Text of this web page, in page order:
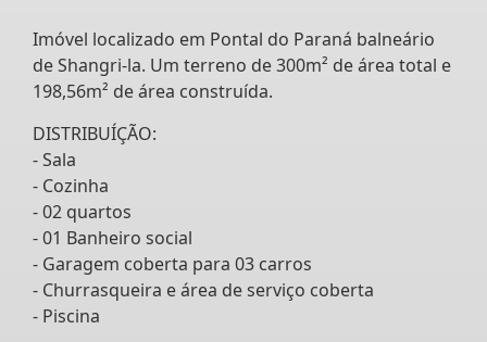
Imóvel localizado em Pontal do Paraná balneário
de Shangri-la. Um terreno de 300m² de área total e
198,56m² de área construída.
DISTRIBUÍÇÃO:
- Sala
- Cozinha
- 02 quartos
- 01 Banheiro social
- Garagem coberta para 03 carros
- Churrasqueira e área de serviço coberta
- Piscina